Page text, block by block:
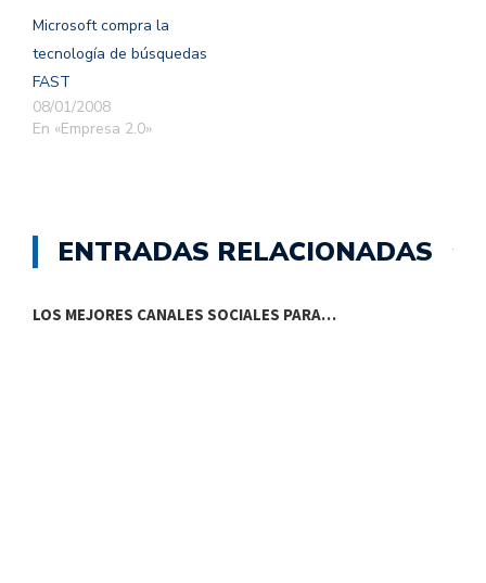
Microsoft compra la
tecnología de búsquedas
FAST
08/01/2008
En «Empresa 2.0»
ENTRADAS RELACIONADAS
LOS MEJORES CANALES SOCIALES PARA…